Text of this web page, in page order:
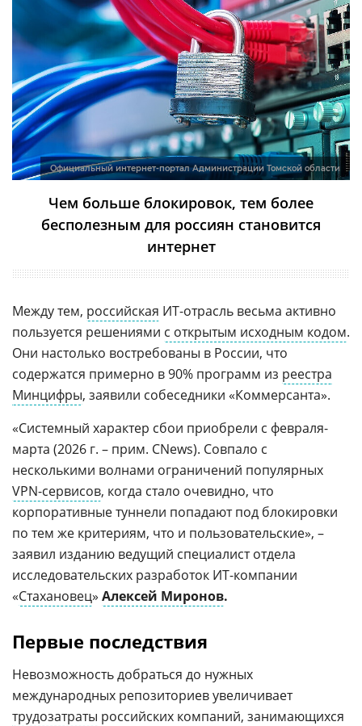
Официальный интернет-портал Администрации Томской области
Чем больше блокировок, тем более
бесполезным для россиян становится
интернет
Между тем, российская ИТ-отрасль весьма активно
пользуется решениями с открытым исходным кодом.
Они настолько востребованы в России, что
содержатся примерно в 90% программ из реестра
Минцифры, заявили собеседники «Коммерсанта».
«Системный характер сбои приобрели с февраля-
марта (2026 г. – прим. CNews). Совпало с
несколькими волнами ограничений популярных
VPN-сервисов, когда стало очевидно, что
корпоративные туннели попадают под блокировки
по тем же критериям, что и пользовательские», –
заявил изданию ведущий специалист отдела
исследовательских разработок ИТ-компании
«Стахановец» Алексей Миронов.
Первые последствия
Невозможность добраться до нужных
международных репозиториев увеличивает
трудозатраты российских компаний, занимающихся